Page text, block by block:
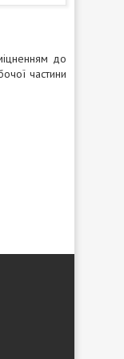
до
частини